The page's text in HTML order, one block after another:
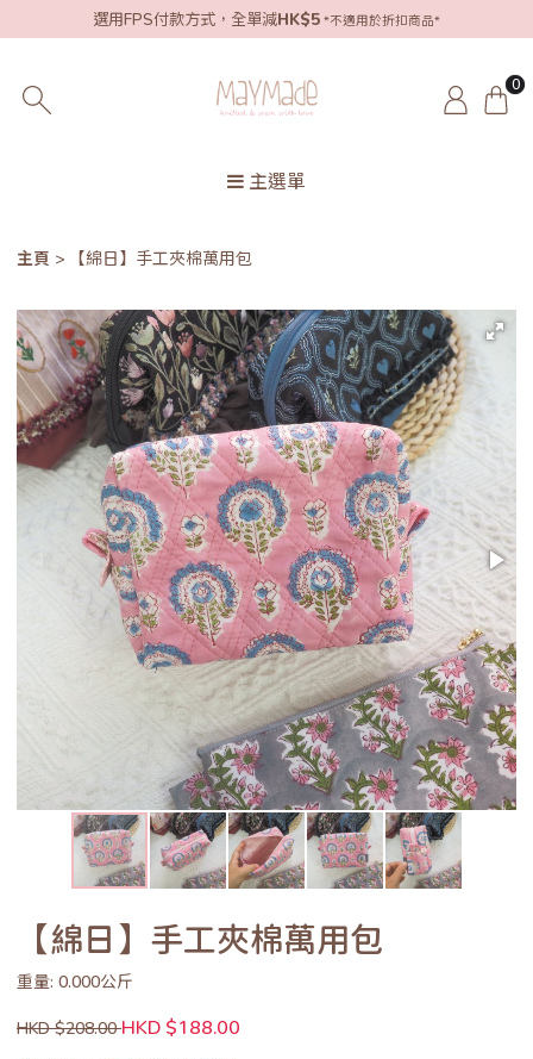
選用FPS付款方式，全單減HK$5 *不適用於折扣商品*
0
主選單
主頁 【綿日】手工夾棉萬用包
【綿日】手工夾棉萬用包
重量: 0.000公斤
HKD $208.00HKD $188.00